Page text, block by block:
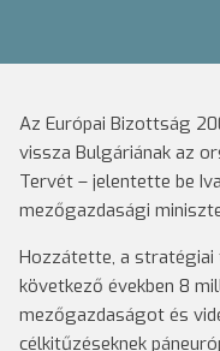
Az Európai Bizottság
vissza Bulgáriának az
Tervét – jelentette be
mezőgazdasági
Hozzátette, a stratégiai
következő években 8
mezőgazdaságot és
célkitűzéseknek